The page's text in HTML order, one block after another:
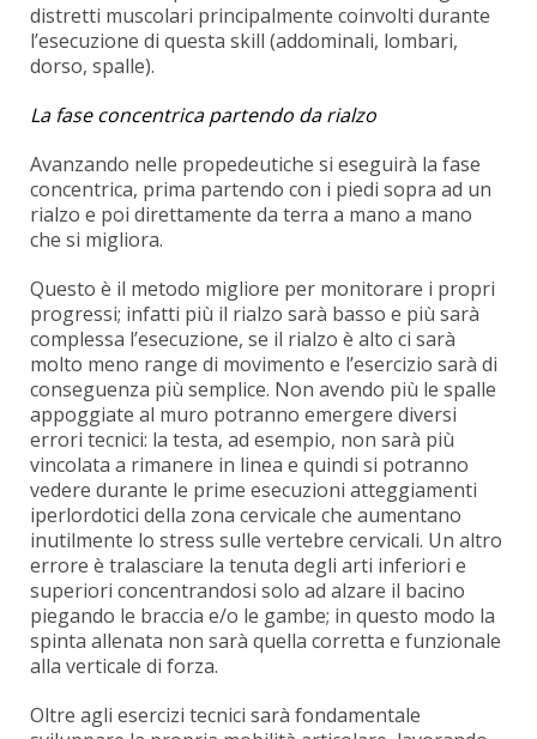
distretti muscolari principalmente coinvolti durante
l’esecuzione di questa skill (addominali, lombari,
dorso, spalle).
La fase concentrica partendo da rialzo
Avanzando nelle propedeutiche si eseguirà la fase
concentrica, prima partendo con i piedi sopra ad un
rialzo e poi direttamente da terra a mano a mano
che si migliora.
Questo è il metodo migliore per monitorare i propri
progressi; infatti più il rialzo sarà basso e più sarà
complessa l’esecuzione, se il rialzo è alto ci sarà
molto meno range di movimento e l’esercizio sarà di
conseguenza più semplice. Non avendo più le spalle
appoggiate al muro potranno emergere diversi
errori tecnici: la testa, ad esempio, non sarà più
vincolata a rimanere in linea e quindi si potranno
vedere durante le prime esecuzioni atteggiamenti
iperlordotici della zona cervicale che aumentano
inutilmente lo stress sulle vertebre cervicali. Un altro
errore è tralasciare la tenuta degli arti inferiori e
superiori concentrandosi solo ad alzare il bacino
piegando le braccia e/o le gambe; in questo modo la
spinta allenata non sarà quella corretta e funzionale
alla verticale di forza.
Oltre agli esercizi tecnici sarà fondamentale